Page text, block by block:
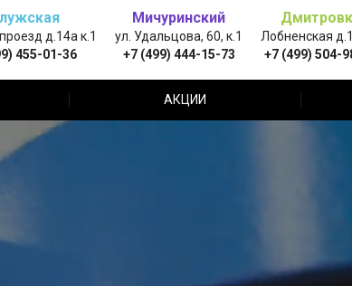
д.14а к.1
455-01-36
Мичуринский
ул. Удальцова, 60, к.1
+7 (499) 444-15-73
Лобненская
+7 (499) 504-
АКЦИИ